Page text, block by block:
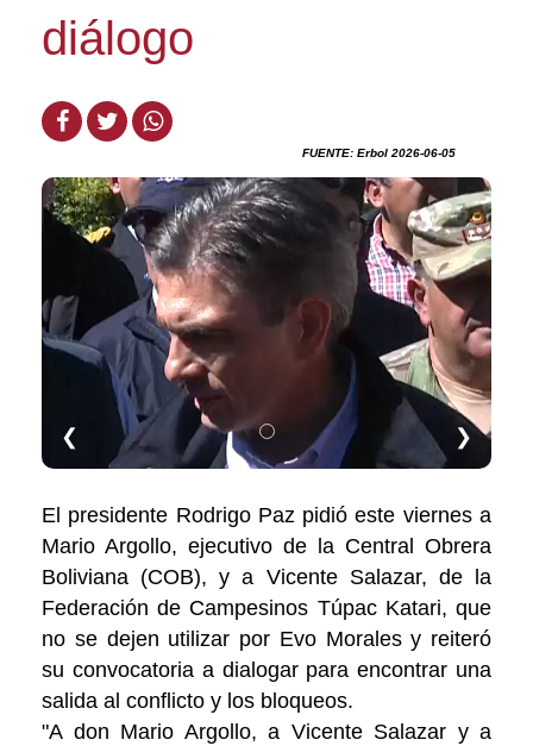
diálogo
FUENTE: Erbol 2026-06-05
❮ ❯
El presidente Rodrigo Paz pidió este viernes a
Mario Argollo, ejecutivo de la Central Obrera
Boliviana (COB), y a Vicente Salazar, de la
Federación de Campesinos Túpac Katari, que
no se dejen utilizar por Evo Morales y reiteró
su convocatoria a dialogar para encontrar una
salida al conflicto y los bloqueos.
"A don Mario Argollo, a Vicente Salazar y a